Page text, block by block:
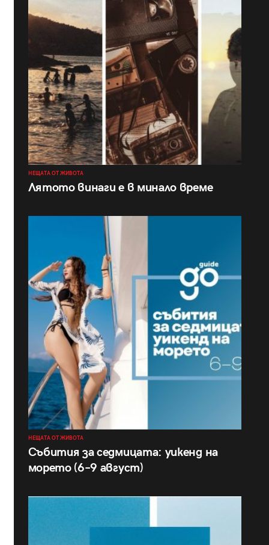
НЕЩАТА ОТ ЖИВОТА
Лятото винаги е в минало време
НЕЩАТА ОТ ЖИВОТА
Събития за седмицата: уикенд на
морето (6–9 август)